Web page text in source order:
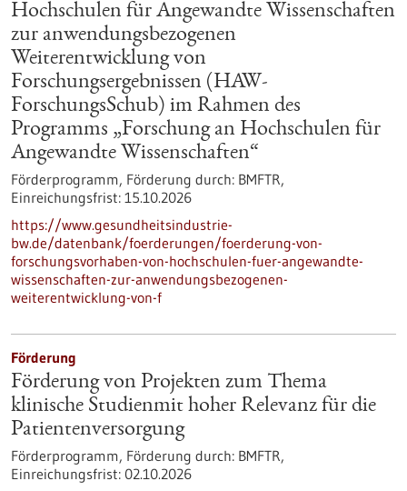
Hochschulen für Angewandte Wissenschaften
zur anwendungsbezogenen
Weiterentwicklung von
Forschungsergebnissen (HAW-
ForschungsSchub) im Rahmen des
Programms „Forschung an Hochschulen für
Angewandte Wissenschaften“
Förderprogramm, Förderung durch: BMFTR,
Einreichungsfrist: 15.10.2026
https://www.gesundheitsindustrie-
bw.de/datenbank/foerderungen/foerderung-von-
forschungsvorhaben-von-hochschulen-fuer-angewandte-
wissenschaften-zur-anwendungsbezogenen-
weiterentwicklung-von-f
Förderung
Förderung von Projekten zum Thema
klinische Studienmit hoher Relevanz für die
Patientenversorgung
Förderprogramm, Förderung durch: BMFTR,
Einreichungsfrist: 02.10.2026